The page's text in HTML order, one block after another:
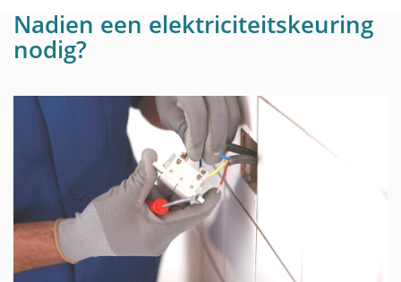
Nadien een elektriciteitskeuring
nodig?